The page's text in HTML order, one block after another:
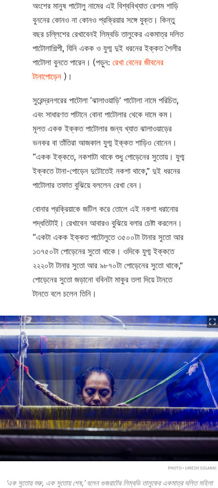
অংশের মানুষ পাটোলু নামের এই বিশ্ববিখ্যাত রেশম শাড়ি
বুননের কোনও না কোনও প্রক্রিয়ার সঙ্গে যুক্ত। কিন্তু
বছর চল্লিশের রেখাবেনই লিম্বডি তালুকের একমাত্র দলিত
পাটোলাশিল্পী, যিনি একক ও যুগ্ম দুই ধরনের ইক্কত শৈলীর
পাটোলা বুনতে পারেন। (পড়ুন:রেখা বেনের জীবনের
টানাপোড়েন )।
সুরেন্দ্রনগরের পাটোলা ‘ঝালাওয়াড়ি’ পাটোলা নামে পরিচিত,
এবং সাধারণত পাটানে বোনা পাটোলার থেকে দামে কম।
মূলত একক ইক্কত পাটোলার জন্য খ্যাত ঝালাওয়াড়ের
ভনকর বা তাঁতিরা আজকাল যুগ্ম ইক্কত শাড়িও বোনেন।
“একক ইক্কতে, নকশাটা থাকে শুধু পোড়েনের সুতোয়। যুগ্ম
ইক্কতে টানা-পোড়েন দুটোতেই নকশা থাকে,” দুই ধরনের
পাটোলার তফাত বুঝিয়ে বললেন রেখা বেন।
বোনার প্রক্রিয়াকে জটিল করে তোলে এই নকশা ধরানোর
পদ্ধতিটাই। রেখাবেন আবারও বুঝিয়ে বলার চেষ্টা করলেন।
“একটা একক ইক্কত পাটোলুতে ৩৫০০টা টানার সুতো আর
১৩৭৫০টা পোড়েনের সুতো থাকে। ওদিকে যুগ্ম ইক্কতে
২২২০টা টানার সুতো আর ৯৮৭০টা পোড়েনের সুতো থাকে,”
পোড়েনের সুতো জড়ানো ববিনটা মাকুর তলা দিয়ে টানতে
টানতে বলে চলেন তিনি।
PHOTO • UMESH SOLANKI
‘এক সুতোয় শুরু, এক সুতোয় শেষ,’ বলেন গুজরাটের লিম্বডি তালুকের একমাত্র দলিত মহিলা